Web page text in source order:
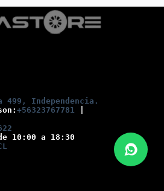
499, Independencia.
+56323767781
10:00 a 18:30